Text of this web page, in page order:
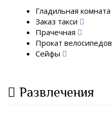
Гладильная комната
Заказ такси
Прачечная
Прокат велосипедов
Сейфы
Развлечения